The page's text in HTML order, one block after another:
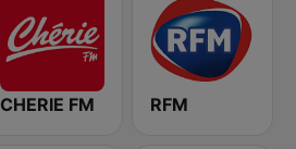
CHERIE FM RFM